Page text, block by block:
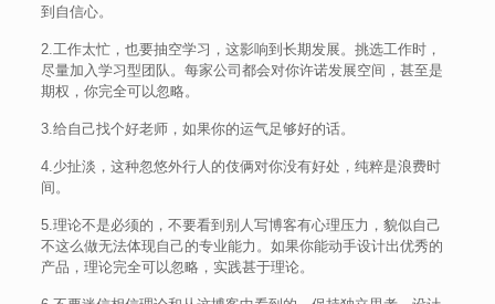
到自信心。
2.工作太忙，也要抽空学习，这影响到长期发展。挑选工作时，
尽量加入学习型团队。每家公司都会对你许诺发展空间，甚至是
期权，你完全可以忽略。
3.给自己找个好老师，如果你的运气足够好的话。
4.少扯淡，这种忽悠外行人的伎俩对你没有好处，纯粹是浪费时
间。
5.理论不是必须的，不要看到别人写博客有心理压力，貌似自己
不这么做无法体现自己的专业能力。如果你能动手设计出优秀的
产品，理论完全可以忽略，实践甚于理论。